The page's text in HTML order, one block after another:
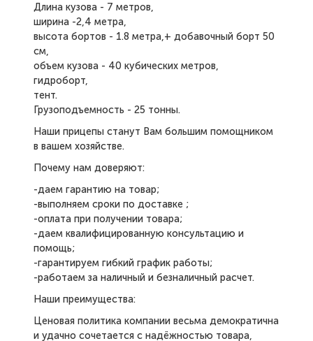
Длина кузова - 7 метров,
ширина -2,4 метра,
высота бортов - 1.8 метра,+ добавочный борт 50
см,
объем кузова - 40 кубических метров,
гидроборт,
тент.
Грузоподъемность - 25 тонны.
Наши прицепы станут Вам большим помощником
в вашем хозяйстве.
Почему нам доверяют:
-даем гарантию на товар;
-выполняем сроки по доставке ;
-оплата при получении товара;
-даем квалифицированную консультацию и
помощь;
-гарантируем гибкий график работы;
-работаем за наличный и безналичный расчет.
Наши преимущества:
Ценовая политика компании весьма демократична
и удачно сочетается с надёжностью товара,